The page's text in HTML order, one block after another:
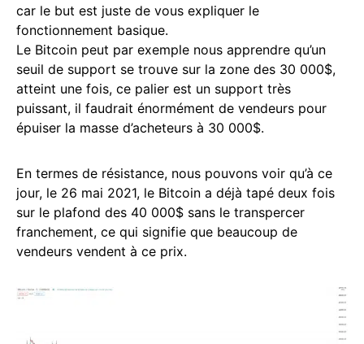
car le but est juste de vous expliquer le
fonctionnement basique.
Le Bitcoin peut par exemple nous apprendre qu’un
seuil de support se trouve sur la zone des 30 000$,
atteint une fois, ce palier est un support très
puissant, il faudrait énormément de vendeurs pour
épuiser la masse d’acheteurs à 30 000$.
En termes de résistance, nous pouvons voir qu’à ce
jour, le 26 mai 2021, le Bitcoin a déjà tapé deux fois
sur le plafond des 40 000$ sans le transpercer
franchement, ce qui signifie que beaucoup de
vendeurs vendent à ce prix.